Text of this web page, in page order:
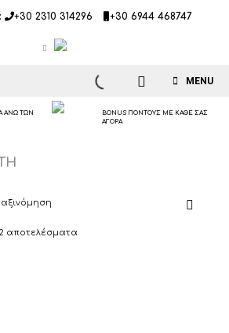
+30 2310 314296 +30 6944 468747
MENU
ΑΝΩ ΤΩΝ
BONUS ΠΟΝΤΟΥΣ ΜΕ ΚΑΘΕ ΣΑΣ
ΑΓΟΡΑ
αποτελέσματα